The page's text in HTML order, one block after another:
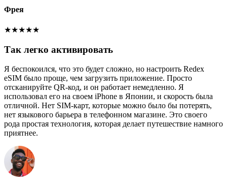
Фрея
★★★★★
Так легко активировать
Я беспокоился, что это будет сложно, но настроить Redex
eSIM было проще, чем загрузить приложение. Просто
отсканируйте QR-код, и он работает немедленно. Я
использовал его на своем iPhone в Японии, и скорость была
отличной. Нет SIM-карт, которые можно было бы потерять,
нет языкового барьера в телефонном магазине. Это своего
рода простая технология, которая делает путешествие намного
приятнее.